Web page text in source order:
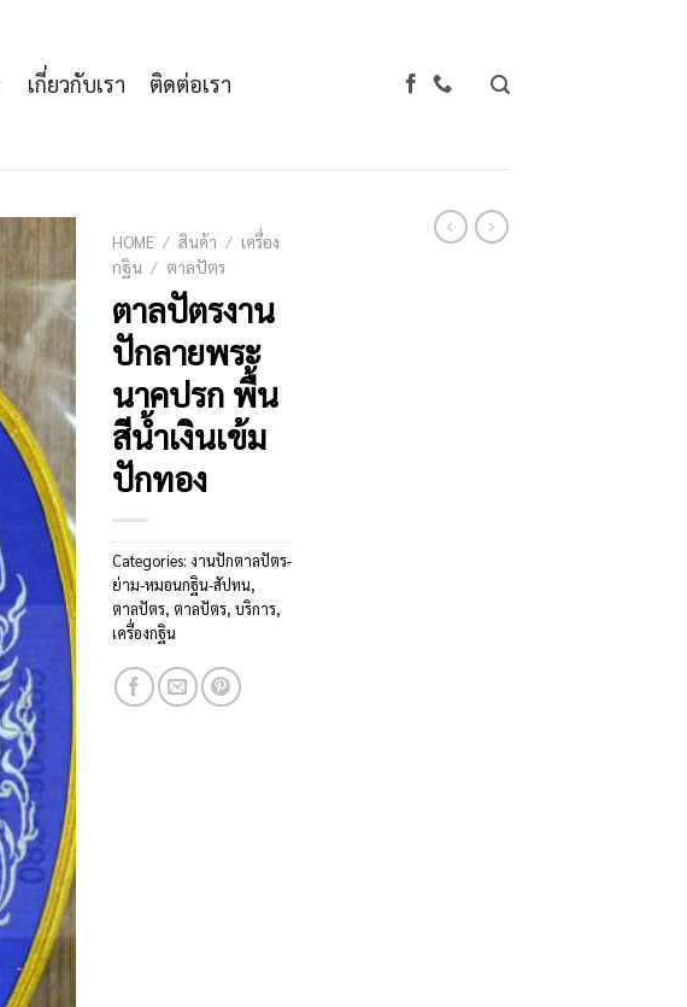
เกี่ยวกับเรา ติดต่อเรา
Add to
Wishlist
HOME / สินค้า / เครื่อง
กฐิน / ตาลปัตร
ตาลปัตรงาน
ปักลายพระ
นาคปรก พื้น
สีน้ำเงินเข้ม
ปักทอง
Categories: งานปักตาลปัตร-
ย่าม-หมอนกฐิน-สัปทน,
ตาลปัตร, ตาลปัตร, บริการ,
เครื่องกฐิน